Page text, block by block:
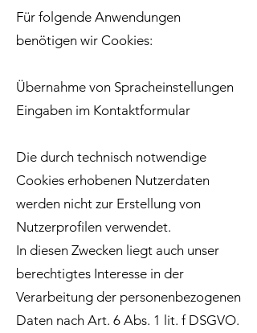
Für folgende Anwendungen
benötigen wir Cookies:
Übernahme von Spracheinstellungen
Eingaben im Kontaktformular
Die durch technisch notwendige
Cookies erhobenen Nutzerdaten
werden nicht zur Erstellung von
Nutzerprofilen verwendet.
In diesen Zwecken liegt auch unser
berechtigtes Interesse in der
Verarbeitung der personenbezogenen
Daten nach Art. 6 Abs. 1 lit. f DSGVO.